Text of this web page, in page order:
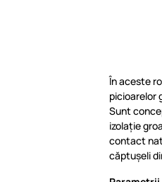
În aceste
picioarelor
Sunt
izolație
contact
căptușeli